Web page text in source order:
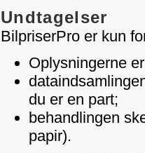
Undtagelser
BilpriserPro er kun
Oplysningerne
du er en part;
behandlingen
papir).